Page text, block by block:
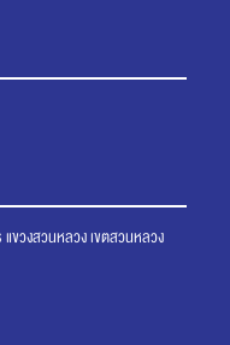
วงสวนหลวง เขตสวนหลวง